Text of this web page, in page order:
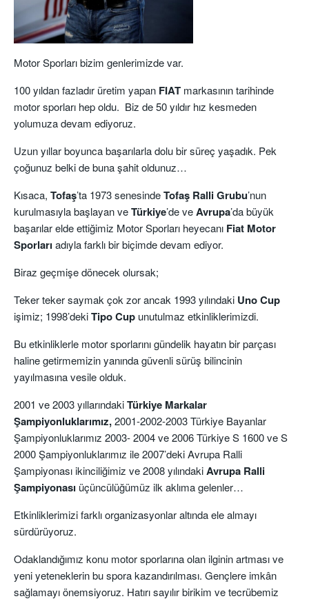
Motor Sporları bizim genlerimizde var.
100 yıldan fazladır üretim yapan FIAT markasının tarihinde
motor sporları hep oldu. Biz de 50 yıldır hız kesmeden
yolumuza devam ediyoruz.
Uzun yıllar boyunca başarılarla dolu bir süreç yaşadık. Pek
çoğunuz belki de buna şahit oldunuz…
Kısaca, Tofaş’ta 1973 senesindeTofaş Ralli Grubu’nun
kurulmasıyla başlayan veTürkiye’de veAvrupa’da büyük
başarılar elde ettiğimiz Motor Sporları heyecanı Fiat Motor
Sporları adıyla farklı bir biçimde devam ediyor.
Biraz geçmişe dönecek olursak;
Teker teker saymak çok zor ancak 1993 yılındaki Uno Cup
işimiz; 1998’dekiTipo Cup unutulmaz etkinliklerimizdi.
Bu etkinliklerle motor sporlarını gündelik hayatın bir parçası
haline getirmemizin yanında güvenli sürüş bilincinin
yayılmasına vesile olduk.
2001 ve 2003 yıllarındakiTürkiye Markalar
Şampiyonluklarımız,2001-2002-2003 Türkiye Bayanlar
Şampiyonluklarımız 2003- 2004 ve 2006 Türkiye S 1600 ve S
2000 Şampiyonluklarımız ile 2007’deki Avrupa Ralli
Şampiyonası ikinciliğimiz ve 2008 yılındakiAvrupa Ralli
Şampiyonası üçüncülüğümüz ilk aklıma gelenler…
Etkinliklerimizi farklı organizasyonlar altında ele almayı
sürdürüyoruz.
Odaklandığımız konu motor sporlarına olan ilginin artması ve
yeni yeteneklerin bu spora kazandırılması. Gençlere imkân
sağlamayı önemsiyoruz. Hatırı sayılır birikim ve tecrübemiz